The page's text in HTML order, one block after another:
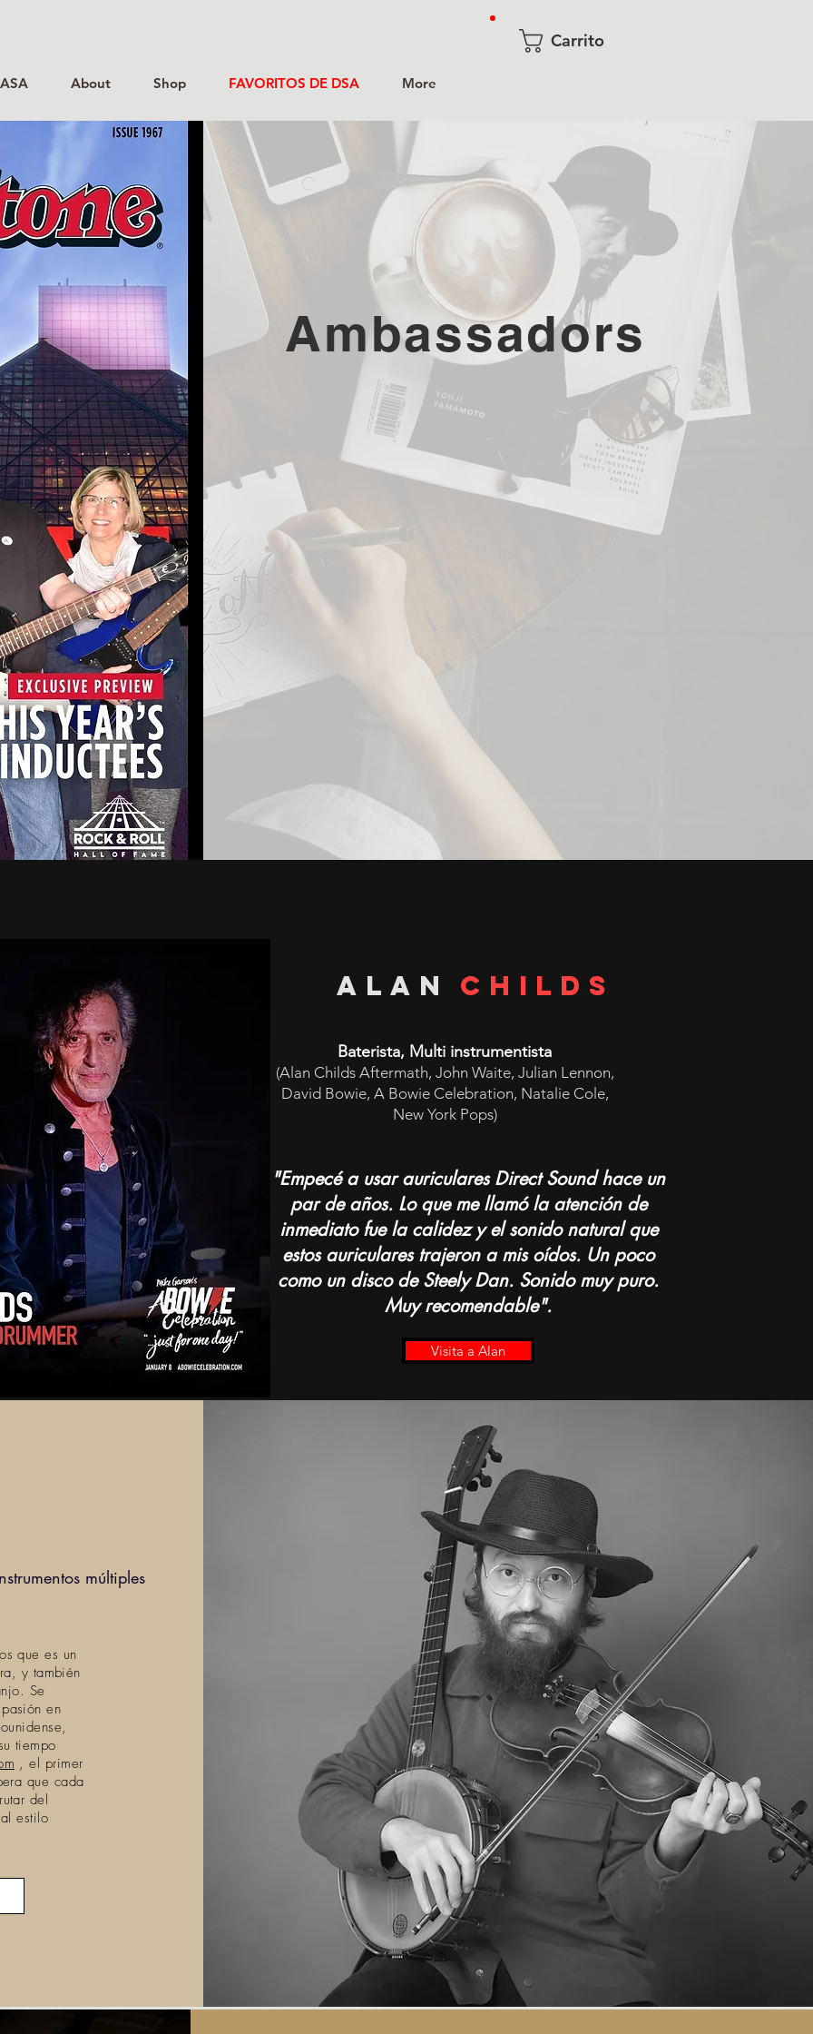
About Shop FAVORITOS DE DSA More
Carrito
Ambassadors
Alan Childs
Baterista, Multi instrumentista
(Alan Childs Aftermath, John Waite, Julian Lennon,
David Bowie, A Bowie Celebration, Natalie Cole,
New York Pops)
"Empecé a usar auriculares Direct Sound hace un
par de años. Lo que me llamó la atención de
inmediato fue la calidez y el sonido natural que
estos auriculares trajeron a mis oídos. Un poco
como un disco de Steely Dan. Sonido muy puro.
Muy recomendable".
Visita a Alan
múltiples
que es un
y también
Se
en
tiempo
, el primer
que cada
del
estilo